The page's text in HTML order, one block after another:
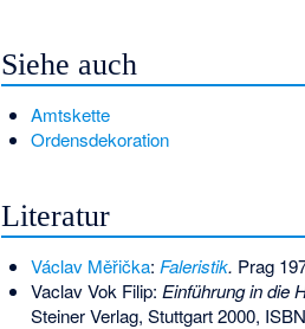
Siehe auch
Amtskette
Ordensdekoration
Literatur
Václav Měřička: Faleristik. Prag
Vaclav Vok Filip: Einführung in die
Steiner Verlag, Stuttgart 2000,